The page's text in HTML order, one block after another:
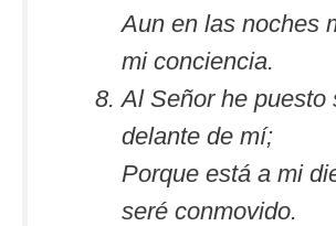
Aun en las noches
mi conciencia.
Al Señor he puesto
delante de mí;
Porque está a mi
seré conmovido.